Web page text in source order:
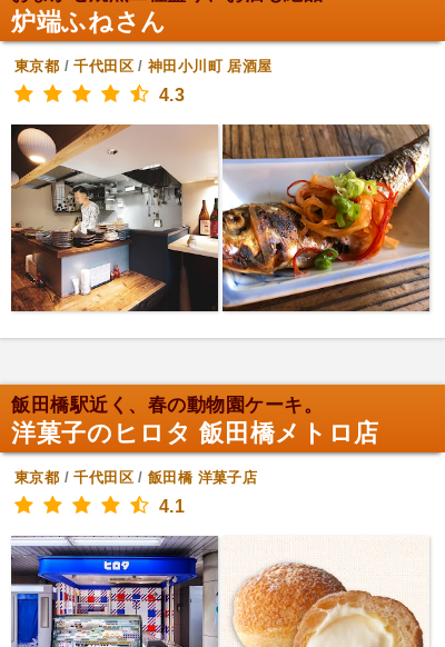
炉端ふねさん
東京都 /千代田区/神田小川町 居酒屋
4.3
飯田橋駅近く、春の動物園ケーキ。
洋菓子のヒロタ 飯田橋メトロ店
東京都 /千代田区/飯田橋 洋菓子店
4.1